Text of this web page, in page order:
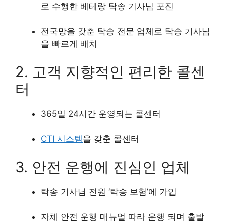
로 수행한 베테랑 탁송 기사님 포진
전국망을 갖춘 탁송 전문 업체로 탁송 기사님
을 빠르게 배치
2. 고객 지향적인 편리한 콜센
터
365일 24시간 운영되는 콜센터
CTI 시스템을 갖춘 콜센터
3. 안전 운행에 진심인 업체
탁송 기사님 전원 ‘탁송 보험’에 가입
자체 안전 운행 매뉴얼 따라 운행 되며 출발